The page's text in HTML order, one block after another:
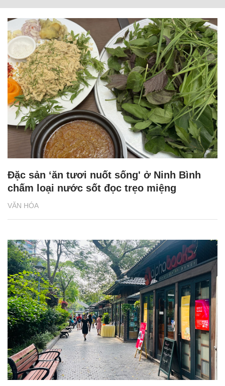
VĂN HÓA
Đặc sản ‘ăn tươi nuốt sống' ở Ninh Bình
chấm loại nước sốt đọc trẹo miệng